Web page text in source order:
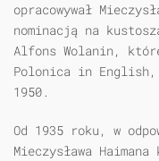
opracowywał
nominacją na
Alfons Wolanin,
Polonica in
1950.
Od 1935 roku, w
Mieczysława